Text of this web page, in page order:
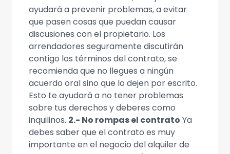
ayudará a prevenir problemas, a evitar
que pasen cosas que puedan causar
discusiones con el propietario. Los
arrendadores seguramente discutirán
contigo los términos del contrato, se
recomienda que no llegues a ningún
acuerdo oral sino que lo dejen por escrito.
Esto te ayudará a no tener problemas
sobre tus derechos y deberes como
inquilinos. 2.- No rompas el contrato Ya
debes saber que el contrato es muy
importante en el negocio del alquiler de